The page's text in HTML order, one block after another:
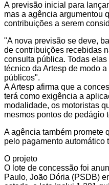
A previsão inicial para
mas a agência argumentou
contribuições a serem
"A nova previsão se deve,
de contribuições recebidas
consulta pública. Todas
técnico da Artesp de modo
públicos".
A Artesp afirma que a
terá como exigência a
modalidade, os motoristas
mesmos pontos de pedágio
A agência também promete
pelo pagamento automático
O projeto
O lote de concessão foi
Paulo, João Dória (PSDB)